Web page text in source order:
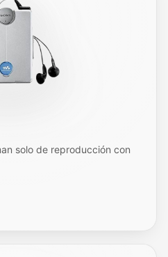
solo de reproducción con